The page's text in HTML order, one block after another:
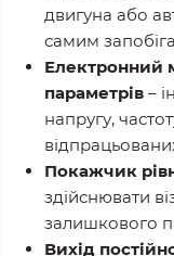
двигуна або
самим
Електронний
параметрів –
напругу,
Покажчик
здійснювати
залишкового
Вихід